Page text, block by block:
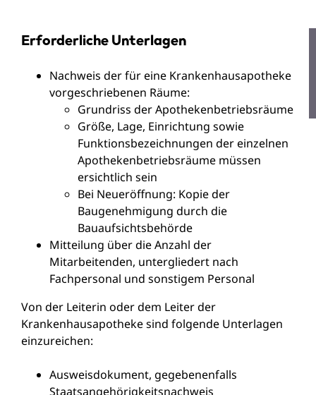
Erforderliche Unterlagen
Nachweis der für eine Krankenhausapotheke
vorgeschriebenen Räume:
Grundriss der Apothekenbetriebsräume
Größe, Lage, Einrichtung sowie
Funktionsbezeichnungen der einzelnen
Apothekenbetriebsräume müssen
ersichtlich sein
Bei Neueröffnung: Kopie der
Baugenehmigung durch die
Bauaufsichtsbehörde
Mitteilung über die Anzahl der
Mitarbeitenden, untergliedert nach
Fachpersonal und sonstigem Personal
Von der Leiterin oder dem Leiter der
Krankenhausapotheke sind folgende Unterlagen
einzureichen:
Ausweisdokument, gegebenenfalls
Staatsangehörigkeitsnachweis